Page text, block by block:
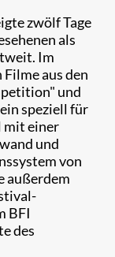
zwölf Tage
als
Im
aus den
und
speziell für
mit einer
und
von
außerdem
BFI
des